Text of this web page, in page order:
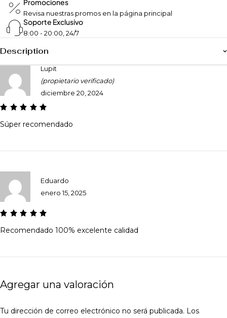
Promociones
Revisa nuestras promos en la página principal
Soporte Exclusivo
8:00 - 20:00, 24/7
Description
Lupit
(propietario verificado)
diciembre 20, 2024
Súper recomendado
Eduardo
enero 15, 2025
Recomendado 100% excelente calidad
Agregar una valoración
Tu dirección de correo electrónico no será publicada. Los